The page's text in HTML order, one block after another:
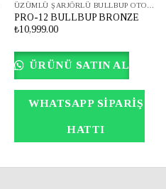
ÜZÜMLÜ ŞARJÖRLÜ BULLBUP OTOMATİK AV TÜFEĞİ
PRO-12 BULLBUP BRONZE
₺10,999.00
ÜRÜNÜ SATIN AL
WHATSAPP SIPARIŞ
HATTI